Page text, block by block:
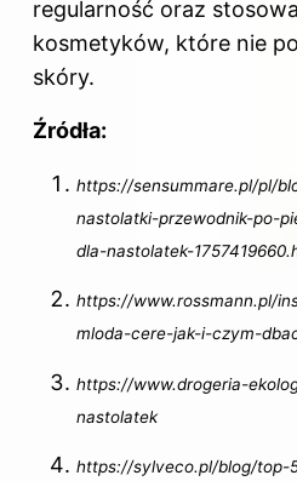
regularność oraz
kosmetyków, które nie
skóry.
Źródła:
https://sensummare.pl/pl/
nastolatki-przewodnik-po-
dla-nastolatek-
https://www.rossmann.pl/
mloda-cere-jak-i-czym-
https://www.drogeria-
nastolatek
https://sylveco.pl/blog/top-